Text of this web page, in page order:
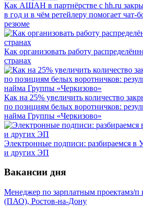
Как АШАН в партнёрстве с hh.ru
в год и в чём ретейлеру помогает чат-
резюме
Как организовать работу
странах
Как на 25% увеличить количество
по позициям белых воротничков:
найма Группы «Черкизово»
Электронные подписи: разбираемся
и других ЭП
Вакансии дня
Менеджер по зарплатным проектамз/п
(ПАО), Ростов-на-Дону